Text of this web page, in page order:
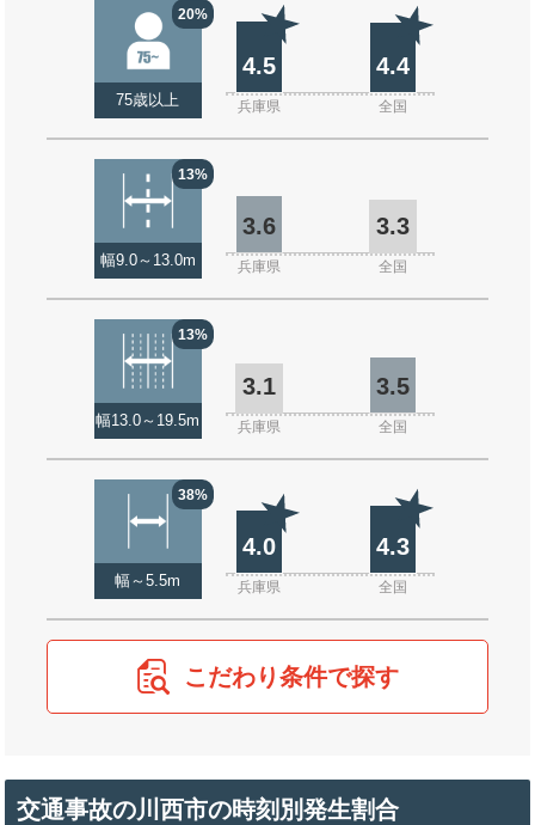
20%
75歳以上
4.5 4.4
兵庫県 全国
13%
幅9.0～13.0m
3.6 3.3
兵庫県 全国
13%
幅13.0～19.5m
3.1 3.5
兵庫県 全国
38%
幅～5.5m
4.0 4.3
兵庫県 全国
こだわり条件で探す
交通事故の川西市の時刻別発生割合